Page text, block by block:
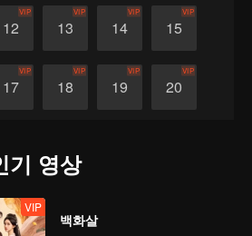
12
VIP
13
VIP
14
VIP
15
VIP
17
VIP
18
VIP
19
VIP
20
VIP
27
기 영상
VIP
백화살